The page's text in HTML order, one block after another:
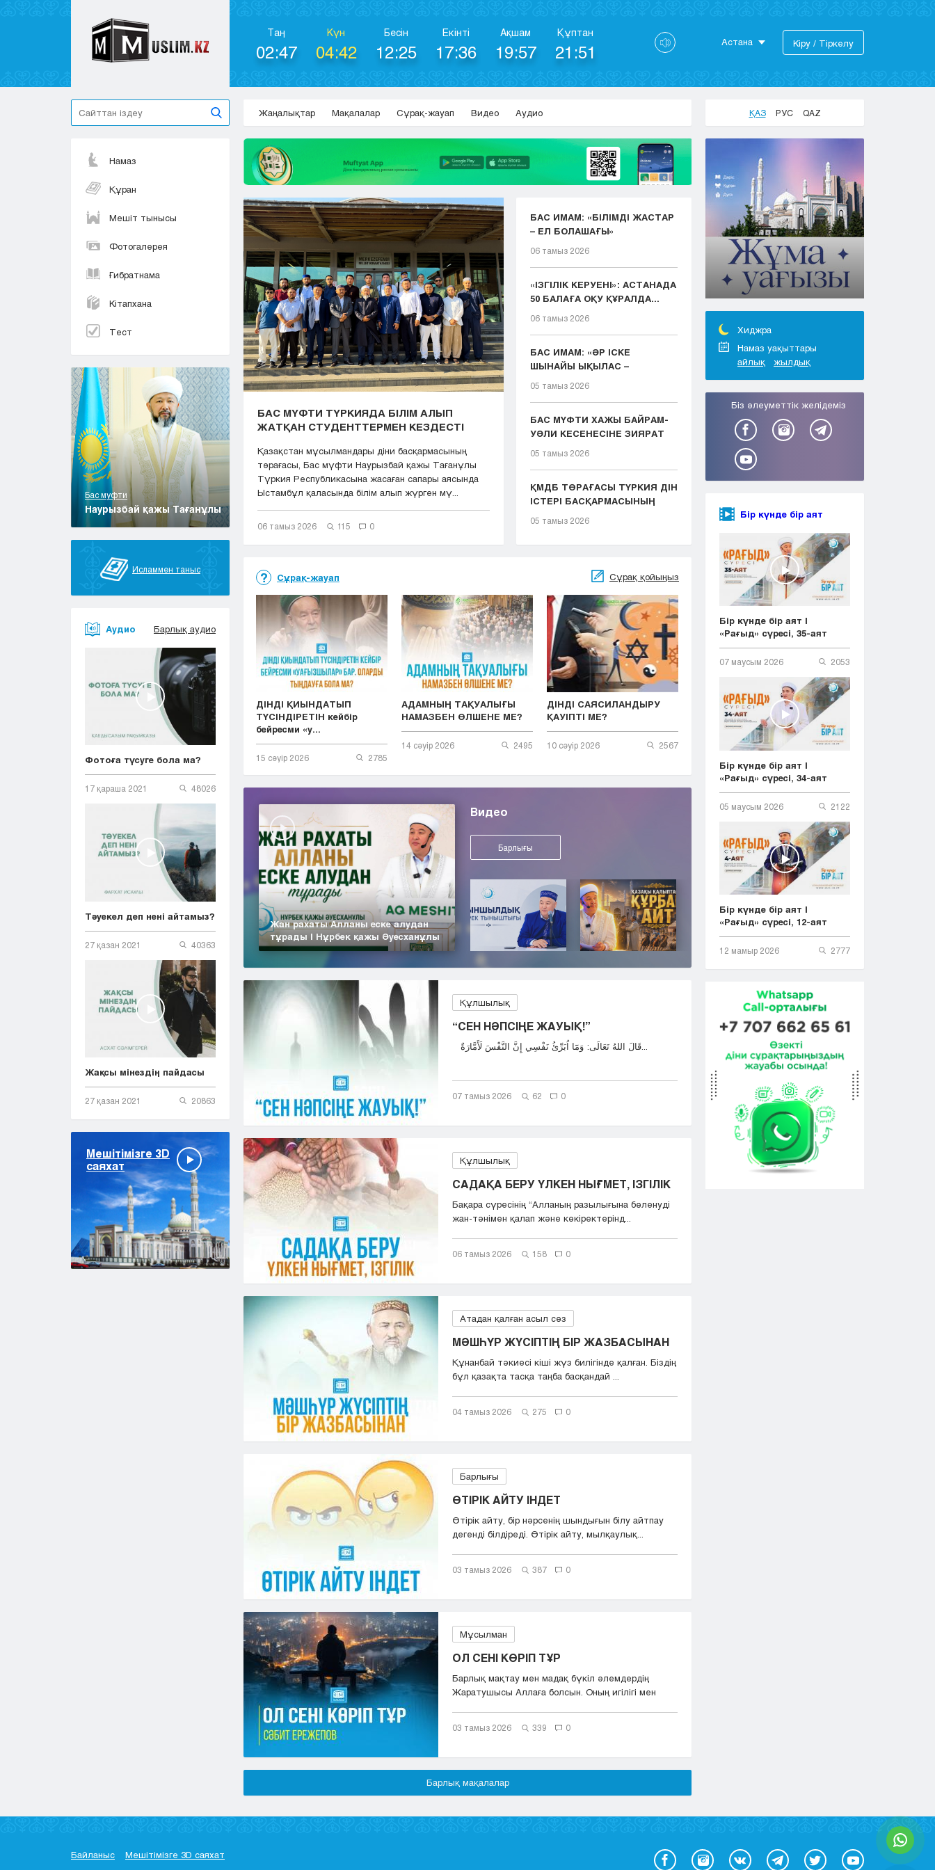
Таң
02:47
Күн
04:42
Бесін
12:25
Екінті
17:36
Ақшам
19:57
Құптан
21:51 Астана
Актобе
Караганда
Кокшетау
Костанай
Кызылорда
Павлодар
Петропавловск
Семей
Талдыкорган
Тараз
Туркестан
Уральск
Усть-Каменогорск
Шымкент
Кіру / Тіркелу
Жаңалықтар Мақалалар Сұрақ-жауап Видео Аудио ҚАЗ РУС QAZ
Намаз
Құран
Мешіт тынысы
Фотогалерея
Ғибратнама
Кітапхана
Тест
Бас муфти
Наурызбай қажы Тағанұлы
Исламмен таныс
Аудио Барлық аудио
Фотоға түсуге бола ма?
17 қараша 2021 48026
Тәуекел деп нені айтамыз?
27 қазан 2021 40363
Жақсы мінездің пайдасы
27 қазан 2021 20863
Мешітімізге 3D
саяхат
БАС МҮФТИ ТҮРКИЯДА БІЛІМ АЛЫП
ЖАТҚАН СТУДЕНТТЕРМЕН КЕЗДЕСТІ
Қазақстан мұсылмандары діни басқармасының
төрағасы, Бас мүфти Наурызбай қажы Тағанұлы
Түркия Республикасына жасаған сапары аясында
Ыстамбұл қаласында білім алып жүрген мү...
06 тамыз 2026 115 0
БАС ИМАМ: «БІЛІМДІ ЖАСТАР
– ЕЛ БОЛАШАҒЫ»
06 тамыз 2026
«ІЗГІЛІК КЕРУЕНІ»: АСТАНАДА
50 БАЛАҒА ОҚУ ҚҰРАЛДА...
06 тамыз 2026
БАС ИМАМ: «ӘР ІСКЕ
ШЫНАЙЫ ЫҚЫЛАС –
ҚЫЗМЕТІМІЗДІҢ ...
05 тамыз 2026
БАС МҮФТИ ХАЖЫ БАЙРАМ-
УӘЛИ КЕСЕНЕСІНЕ ЗИЯРАТ
ЖАСАДЫ
05 тамыз 2026
ҚМДБ ТӨРАҒАСЫ ТҮРКИЯ ДІН
ІСТЕРІ БАСҚАРМАСЫНЫҢ
ТӨР...
05 тамыз 2026
Сұрақ-жауап Сұрақ қойыңыз
ДІНДІ ҚИЫНДАТЫП
ТҮСІНДІРЕТІН кейбір
бейресми «у...
15 сәуір 2026 2785
АДАМНЫҢ ТАҚУАЛЫҒЫ
НАМАЗБЕН ӨЛШЕНЕ МЕ?
14 сәуір 2026 2495
ДІНДІ САЯСИЛАНДЫРУ
ҚАУІПТІ МЕ?
10 сәуір 2026 2567
Жан рахаты Алланы еске алудан
тұрады | Нұрбек қажы Әуесханұлы
Видео
Барлығы
Құлшылық
“СЕН НӘПСІҢЕ ЖАУЫҚ!”
قَالَ اللهُ تَعَالَى: وَمَٓا اُبَرِّئُ نَفْسِي إِنَّ النَّفْسَ لَأَمَّارَةٌ...
07 тамыз 2026 62 0
Құлшылық
САДАҚА БЕРУ ҮЛКЕН НЫҒМЕТ, ІЗГІЛІК
Бақара сүресінің “Aлланың разылығына бөленуді
жан-тәнімен қалап және көкіректерінд...
06 тамыз 2026 158 0
Атадан қалған асыл сөз
МӘШҺҮР ЖҮСІПТІҢ БІР ЖАЗБАСЫНАН
Құнанбай тәкиесі кіші жүз билігінде қалған. Біздің
бұл қазақта тасқа таңба басқандай ...
04 тамыз 2026 275 0
Барлығы
ӨТІРІК АЙТУ ІНДЕТ
Өтірік айту, бір нәрсенің шындығын білу айтпау
дегенді білдіреді. Өтірік айту, мылқаулық...
03 тамыз 2026 387 0
Мұсылман
ОЛ СЕНІ КӨРІП ТҰР
Барлық мақтау мен мадақ бүкіл әлемдердің
Жаратушысы Аллаға болсын. Оның игілігі мен
03 тамыз 2026 339 0
Барлық мақалалар
Хиджра
Намаз уақыттары
айлық
жылдық
Біз әлеуметтік желідеміз
Бір күнде бір аят
Бір күнде бір аят |
«Рағыд» сүресі, 35-аят
07 маусым 2026 2053
Бір күнде бір аят |
«Рағыд» сүресі, 34-аят
05 маусым 2026 2122
Бір күнде бір аят |
«Рағыд» сүресі, 12-аят
12 мамыр 2026 2777
Байланыс Мешітімізге 3D саяхат